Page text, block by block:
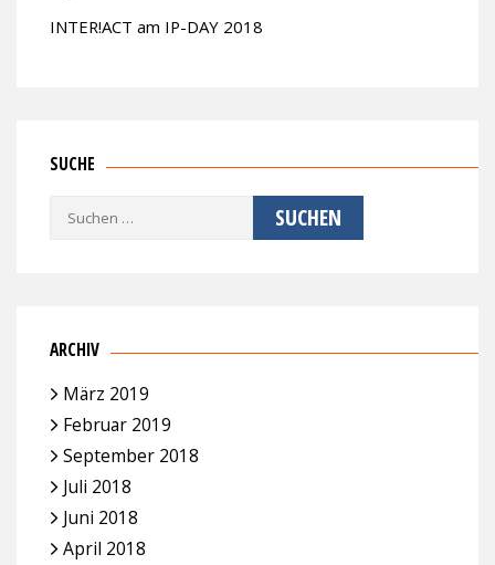
INTER!ACT am IP-DAY 2018
SUCHE
Suchen
ARCHIV
März 2019
Februar 2019
September 2018
Juli 2018
Juni 2018
April 2018